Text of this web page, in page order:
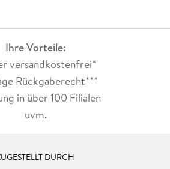
Ihre Vorteile:
versandkostenfrei*
Rückgaberecht***
in über 100 Filialen
uvm.
DURCH